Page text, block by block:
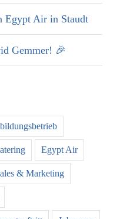
Egypt Air in Staudt
Gemmer! 🎉
Egypt Air
& Marketing